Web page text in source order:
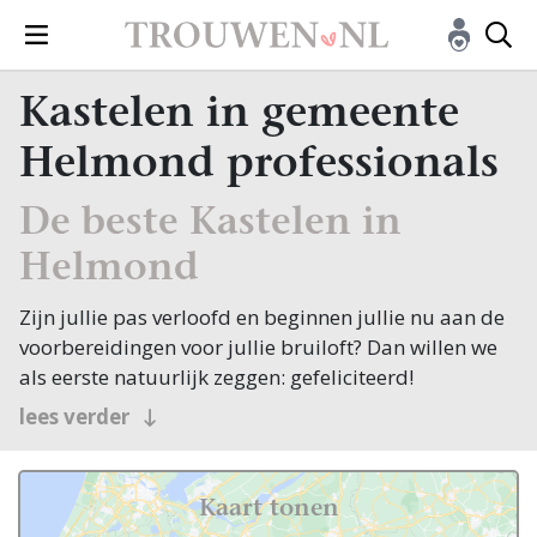
Kastelen in gemeente
Helmond professionals
De beste Kastelen in
Helmond
Zijn jullie pas verloofd en beginnen jullie nu aan de
voorbereidingen voor jullie bruiloft? Dan willen we
als eerste natuurlijk zeggen: gefeliciteerd!
Veel bruidsparen beginnen hun zoektocht naar
Nou, je bent op de juiste plek beland, want op
Trouwen.nl vind je oneindig veel inspiratie voor alle
facetten van jullie bruiloft. Bovendien vind je op
lees verder
Kaart tonen